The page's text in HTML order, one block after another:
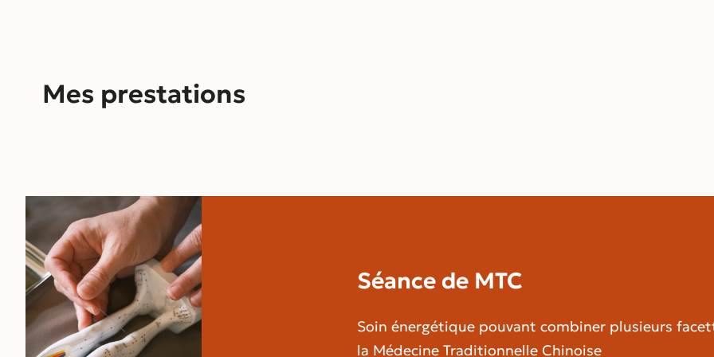
Mes prestations
Séance de MTC
Soin énergétique pouvant combiner plusieurs
la Médecine Traditionnelle Chinoise